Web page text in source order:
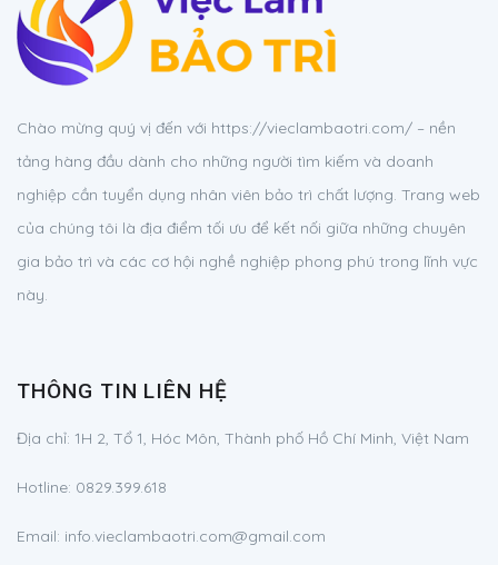
Chào mừng quý vị đến với https://vieclambaotri.com/ – nền
tảng hàng đầu dành cho những người tìm kiếm và doanh
nghiệp cần tuyển dụng nhân viên bảo trì chất lượng. Trang web
của chúng tôi là địa điểm tối ưu để kết nối giữa những chuyên
gia bảo trì và các cơ hội nghề nghiệp phong phú trong lĩnh vực
này.
THÔNG TIN LIÊN HỆ
Địa chỉ: 1H 2, Tổ 1, Hóc Môn, Thành phố Hồ Chí Minh, Việt Nam
Hotline: 0829.399.618
Email: info.vieclambaotri.com@gmail.com